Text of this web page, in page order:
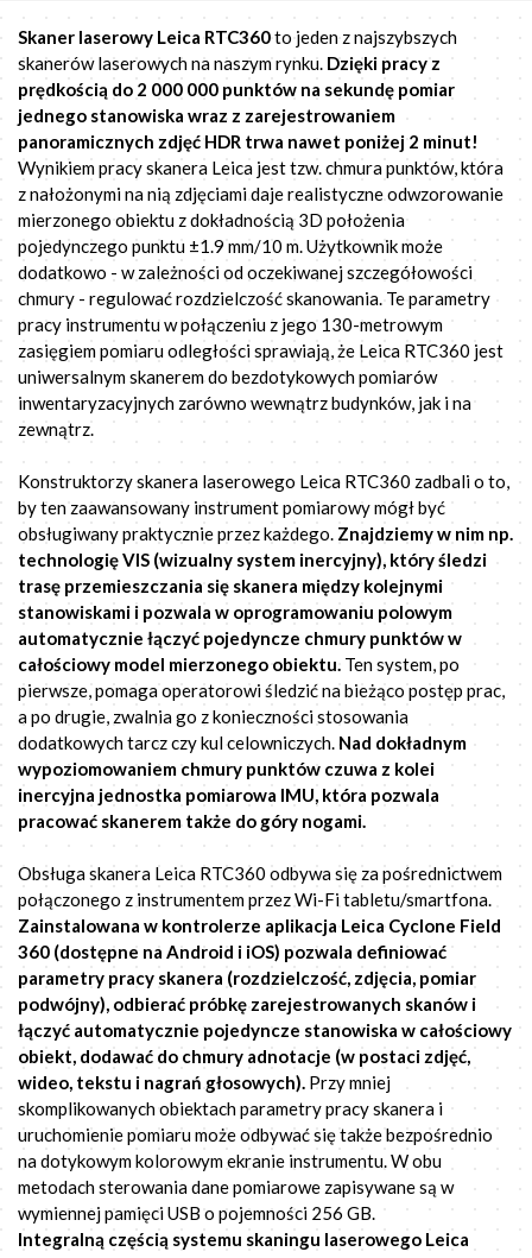
Skaner laserowy Leica RTC360to jeden z najszybszych
skanerów laserowych na naszym rynku. Dzięki pracy z
prędkością do 2 000 000 punktów na sekundę pomiar
jednego stanowiska wraz z zarejestrowaniem
panoramicznych zdjęć HDR trwa nawet poniżej 2 minut!
Wynikiem pracy skanera Leica jest tzw. chmura punktów, która
z nałożonymi na nią zdjęciami daje realistyczne odwzorowanie
mierzonego obiektu z dokładnością 3D położenia
pojedynczego punktu ±1.9 mm/10 m. Użytkownik może
dodatkowo - w zależności od oczekiwanej szczegółowości
chmury - regulować rozdzielczość skanowania. Te parametry
pracy instrumentu w połączeniu z jego 130-metrowym
zasięgiem pomiaru odległości sprawiają, że Leica RTC360 jest
uniwersalnym skanerem do bezdotykowych pomiarów
inwentaryzacyjnych zarówno wewnątrz budynków, jak i na
zewnątrz.
Konstruktorzy skanera laserowego Leica RTC360 zadbali o to,
by ten zaawansowany instrument pomiarowy mógł być
obsługiwany praktycznie przez każdego. Znajdziemy w nim np.
technologię VIS (wizualny system inercyjny), który śledzi
trasę przemieszczania się skanera między kolejnymi
stanowiskami i pozwala w oprogramowaniu polowym
automatycznie łączyć pojedyncze chmury punktów w
całościowy model mierzonego obiektu. Ten system, po
pierwsze, pomaga operatorowi śledzić na bieżąco postęp prac,
a po drugie, zwalnia go z konieczności stosowania
dodatkowych tarcz czy kul celowniczych. Nad dokładnym
wypoziomowaniem chmury punktów czuwa z kolei
inercyjna jednostka pomiarowa IMU, która pozwala
pracować skanerem także do góry nogami.
Obsługa skanera Leica RTC360 odbywa się za pośrednictwem
połączonego z instrumentem przez Wi-Fi tabletu/smartfona.
Zainstalowana w kontrolerze aplikacja Leica Cyclone Field
360 (dostępne na Android i iOS) pozwala definiować
parametry pracy skanera (rozdzielczość, zdjęcia, pomiar
podwójny), odbierać próbkę zarejestrowanych skanów i
łączyć automatycznie pojedyncze stanowiska w całościowy
obiekt, dodawać do chmury adnotacje (w postaci zdjęć,
wideo, tekstu i nagrań głosowych). Przy mniej
skomplikowanych obiektach parametry pracy skanera i
uruchomienie pomiaru może odbywać się także bezpośrednio
na dotykowym kolorowym ekranie instrumentu. W obu
metodach sterowania dane pomiarowe zapisywane są w
wymiennej pamięci USB o pojemności 256 GB.
Integralną częścią systemu skaningu laserowego Leica